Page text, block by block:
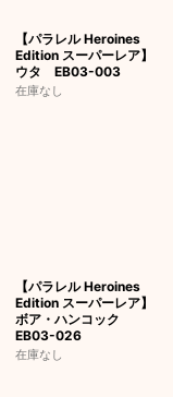
【パラレル Heroines
Edition スーパーレア】
ウタ EB03-003
在庫なし
【パラレル Heroines
Edition スーパーレア】
ボア・ハンコック
EB03-026
在庫なし